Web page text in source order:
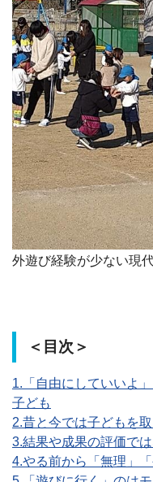
外遊び経験が少ない現
＜目次＞
1.「自由にしていいよ
子ども
2.昔と今では子どもを
3.結果や成果の評価で
4.やる前から「無理」